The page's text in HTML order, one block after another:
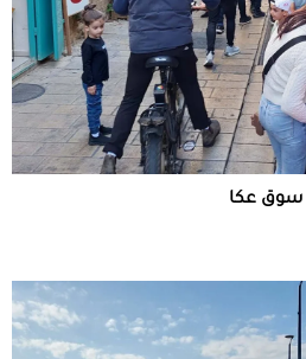
سوق عكا